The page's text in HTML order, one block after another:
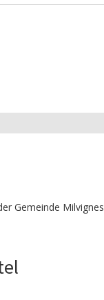
Gemeinde Milvignes